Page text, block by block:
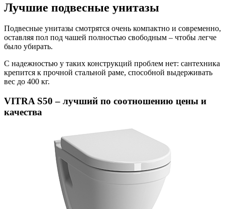
Лучшие подвесные унитазы
Подвесные унитазы смотрятся очень компактно и современно,
оставляя пол под чашей полностью свободным – чтобы легче
было убирать.
С надежностью у таких конструкций проблем нет: сантехника
крепится к прочной стальной раме, способной выдерживать
вес до 400 кг.
VITRA S50 – лучший по соотношению цены и
качества